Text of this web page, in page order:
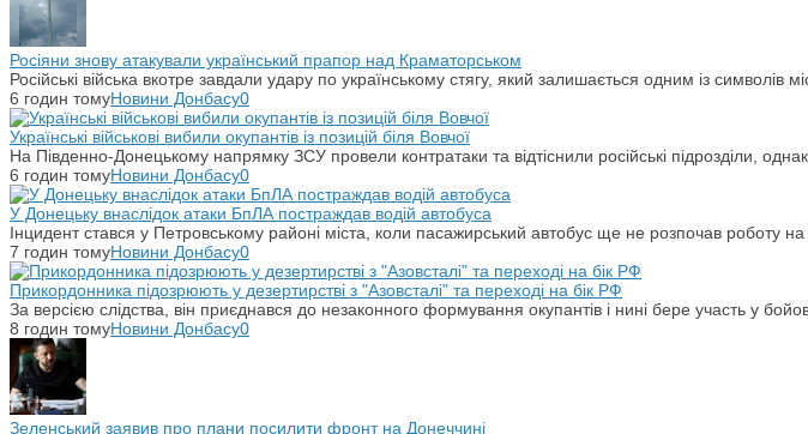
Росіяни знову атакували український прапор над Краматорськом
Російські війська вкотре завдали удару по українському стягу, який залишається одним із символів
6 годин томуНовини Донбасу0
Українські військові вибили окупантів із позицій біля Вовчої
На Південно-Донецькому напрямку ЗСУ провели контратаки та відтіснили російські підрозділи,
6 годин томуНовини Донбасу0
У Донецьку внаслідок атаки БпЛА постраждав водій автобуса
Інцидент стався у Петровському районі міста, коли пасажирський автобус ще не розпочав роботу
7 годин томуНовини Донбасу0
Прикордонника підозрюють у дезертирстві з "Азовсталі" та переході на бік РФ
За версією слідства, він приєднався до незаконного формування окупантів і нині бере участь у
8 годин томуНовини Донбасу0
Зеленський заявив про плани посилити фронт на Донеччині